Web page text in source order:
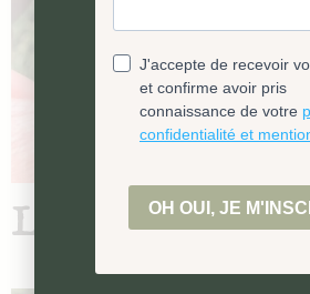
Les bijoux de la